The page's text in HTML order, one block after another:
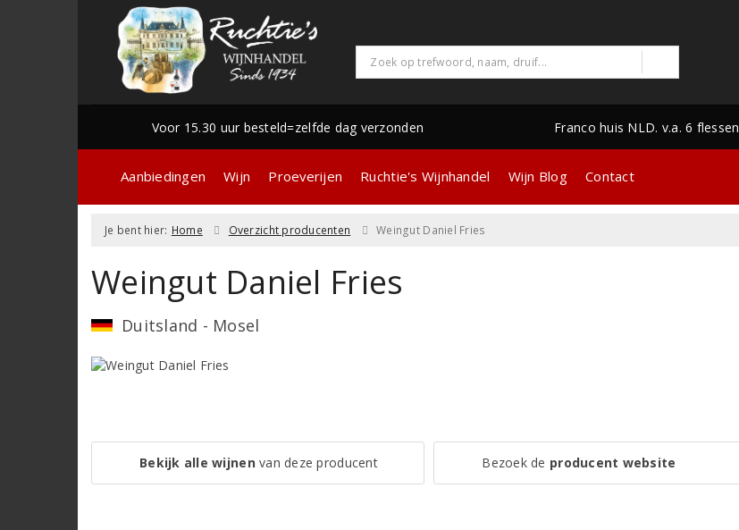
Voor 15.30 uur besteld=zelfde dag verzonden Franco huis NLD. v.a. 6 flessen
Aanbiedingen Wijn Proeverijen Ruchtie's Wijnhandel Wijn Blog Contact
Je bent hier: Home Overzicht producenten Weingut Daniel Fries
Weingut Daniel Fries
Duitsland - Mosel
Bekijk alle wijnenvan deze producent Bezoek de producent website